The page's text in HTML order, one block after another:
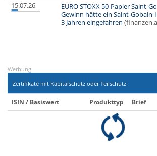
15.07.26
EURO STOXX 50-Papier Saint-
Gewinn hätte ein Saint-
3 Jahren eingefahren
Werbung
Zertifikate mit Kapitalschutz oder Teilschutz
ISIN / Basiswert Produkttyp Brief